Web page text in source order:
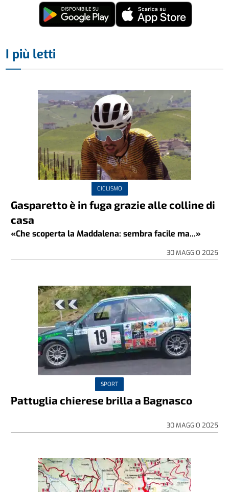
I più letti
CICLISMO
Gasparetto è in fuga grazie alle colline di
casa
«Che scoperta la Maddalena: sembra facile ma...»
30 MAGGIO 2025
SPORT
Pattuglia chierese brilla a Bagnasco
30 MAGGIO 2025